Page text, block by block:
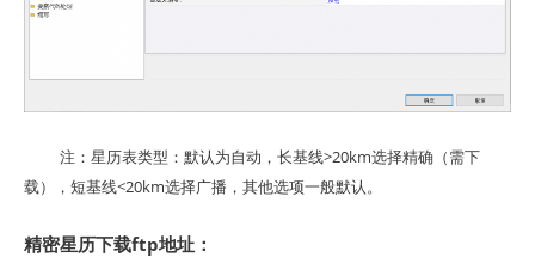
注：星历表类型：默认为自动，长基线>20km选择精确（需下
载），短基线<20km选择广播，其他选项一般默认。
精密星历下载ftp地址：